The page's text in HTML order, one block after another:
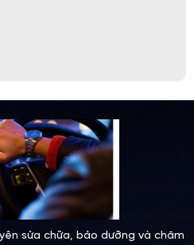
sửa chữa, bảo dưỡng và chăm